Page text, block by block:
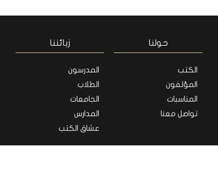
حولنا
الكتب
المؤلفون
المناسبات
تواصل معنا
زبائننا
المدرسون
الطلاب
الجامعات
المدارس
عشاق الكتب